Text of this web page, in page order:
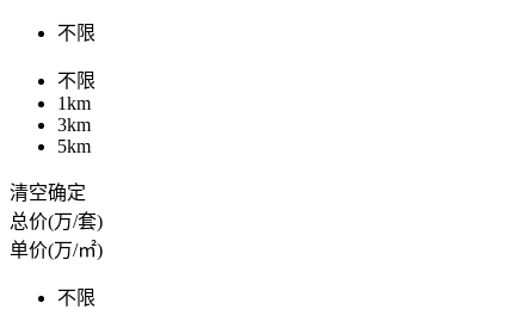
不限
不限
1km
3km
5km
清空确定
总价(万/套)
单价(万/㎡)
不限